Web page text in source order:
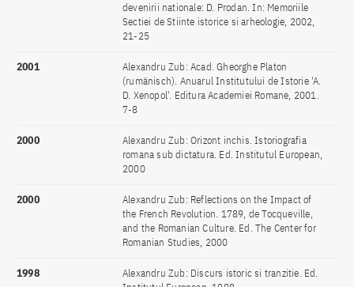
devenirii nationale: D. Prodan. In: Memoriile
Sectiei de Stiinte istorice si arheologie, 2002,
21-25
2001
Alexandru Zub: Acad. Gheorghe Platon
(rumänisch). Anuarul Institutului de Istorie 'A.
D. Xenopol'. Editura Academiei Romane, 2001.
7-8
2000
Alexandru Zub: Orizont inchis. Istoriografia
romana sub dictatura. Ed. Institutul European,
2000
2000
Alexandru Zub: Reflections on the Impact of
the French Revolution. 1789, de Tocqueville,
and the Romanian Culture. Ed. The Center for
Romanian Studies, 2000
1998
Alexandru Zub: Discurs istoric si tranzitie. Ed.